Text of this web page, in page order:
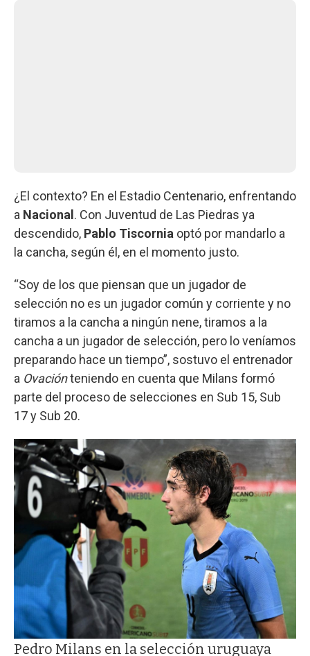
¿El contexto? En el Estadio Centenario, enfrentando
a Nacional . Con Juventud de Las Piedras ya
descendido, Pablo Tiscornia optó por mandarlo a
la cancha, según él, en el momento justo.
“Soy de los que piensan que un jugador de
selección no es un jugador común y corriente y no
tiramos a la cancha a ningún nene, tiramos a la
cancha a un jugador de selección, pero lo veníamos
preparando hace un tiempo”, sostuvo el entrenador
a Ovaciónteniendo en cuenta que Milans formó
parte del proceso de selecciones en Sub 15, Sub
17 y Sub 20.
Pedro Milans en la selección uruguaya